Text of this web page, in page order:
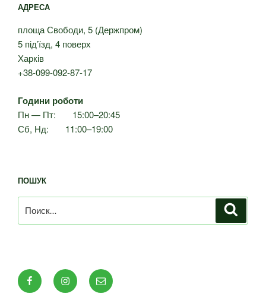
АДРЕСА
площа Свободи, 5 (Держпром)
5 під’їзд, 4 поверх
Харків
+38-099-092-87-17
Години роботи
Пн — Пт: 15:00–20:45
Сб, Нд: 11:00–19:00
ПОШУК
FacebookInstagramE-
mail